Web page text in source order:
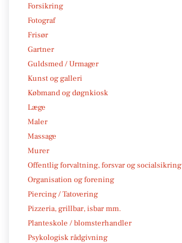
Forsikring
Fotograf
Frisør
Gartner
Guldsmed / Urmager
Kunst og galleri
Købmand og døgnkiosk
Læge
Maler
Massage
Murer
Offentlig forvaltning, forsvar og socialsikring
Organisation og forening
Piercing / Tatovering
Pizzeria, grillbar, isbar mm.
Planteskole / blomsterhandler
Psykologisk rådgivning